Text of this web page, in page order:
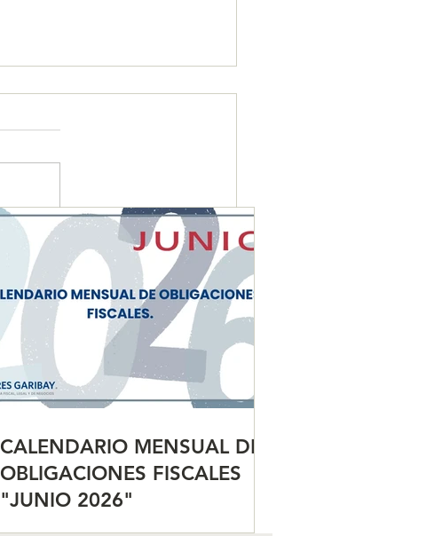
CALENDARIO MENSUAL DE
OBLIGACIONES FISCALES
"JUNIO 2026"
CALENDARIO MENSUAL DE
OBLIGACIONES FISCALES
"JUNIO 2026"